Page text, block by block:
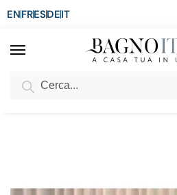
ENFRESDEIT
SCONTO del 3%